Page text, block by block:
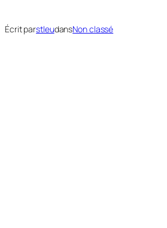
Écrit parstleudansNon classé